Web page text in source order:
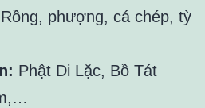
Rồng, phượng, cá chép, tỳ
Phật Di Lặc, Bồ Tát